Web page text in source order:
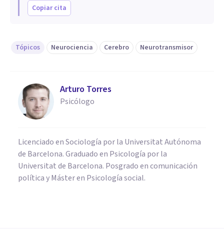
Copiar cita
Tópicos Neurociencia Cerebro Neurotransmisor
Arturo Torres
Psicólogo
Licenciado en Sociología por la Universitat Autónoma
de Barcelona. Graduado en Psicología por la
Universitat de Barcelona. Posgrado en comunicación
política y Máster en Psicología social.